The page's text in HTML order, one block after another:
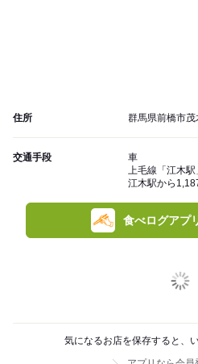
住所 群馬県前橋市
交通手段
車
上毛線「江木
江木駅から
食べログアプ
気になるお店を保存すると、